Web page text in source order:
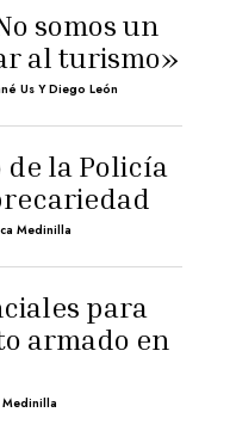
somos un
al turismo»
Us Y Diego León
la Policía
Medinilla
para
armado en